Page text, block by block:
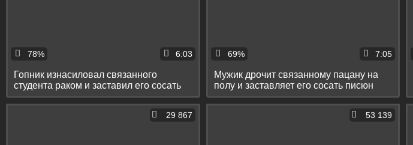
78% 6:03
Гопник изнасиловал связанного
студента раком и заставил его сосать
69% 7:05
Мужик дрочит связанному пацану на
полу и заставляет его сосать писюн
29 867 53 139